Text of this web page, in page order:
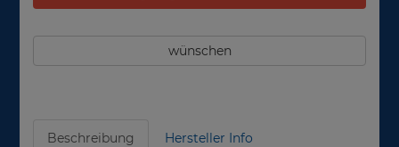
wünschen
Beschreibung Hersteller Info